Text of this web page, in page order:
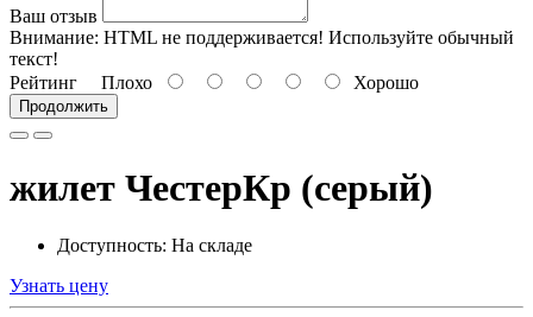
Ваш отзыв
Внимание: HTML не поддерживается! Используйте обычный
текст!
Рейтинг Плохо Хорошо
Продолжить
жилет ЧестерКр (серый)
Доступность: На складе
Узнать цену